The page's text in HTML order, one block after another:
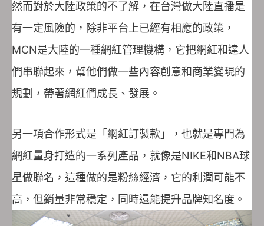
然而對於大陸政策的不了解，在台灣做大陸直播是
有一定風險的，除非平台上已經有相應的政策，
MCN是大陸的一種網紅管理機構，它把網紅和達人
們串聯起來，幫他們做一些內容創意和商業變現的
規劃，帶著網紅們成長、發展。
另一項合作形式是「網紅訂製款」，也就是專門為
網紅量身打造的一系列產品，就像是NIKE和NBA球
星做聯名，這種做的是粉絲經濟，它的利潤可能不
高，但銷量非常穩定，同時還能提升品牌知名度。